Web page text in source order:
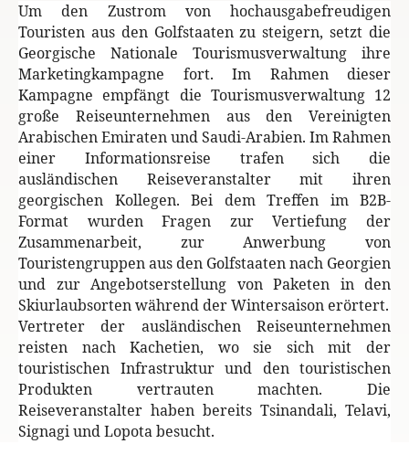
Um den Zustrom von hochausgabefreudigen
Touristen aus den Golfstaaten zu steigern, setzt die
Georgische Nationale Tourismusverwaltung ihre
Marketingkampagne fort. Im Rahmen dieser
Kampagne empfängt die Tourismusverwaltung 12
große Reiseunternehmen aus den Vereinigten
Arabischen Emiraten und Saudi-Arabien. Im Rahmen
einer Informationsreise trafen sich die
ausländischen Reiseveranstalter mit ihren
georgischen Kollegen. Bei dem Treffen im B2B-
Format wurden Fragen zur Vertiefung der
Zusammenarbeit, zur Anwerbung von
Touristengruppen aus den Golfstaaten nach Georgien
und zur Angebotserstellung von Paketen in den
Skiurlaubsorten während der Wintersaison erörtert.
Vertreter der ausländischen Reiseunternehmen
reisten nach Kachetien, wo sie sich mit der
touristischen Infrastruktur und den touristischen
Produkten vertrauten machten. Die
Reiseveranstalter haben bereits Tsinandali, Telavi,
Signagi und Lopota besucht.